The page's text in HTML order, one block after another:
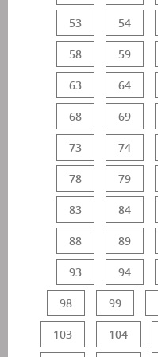
53 54
58 59
63 64
68 69
73 74
78 79
83 84
88 89
93 94
98 99
103 104